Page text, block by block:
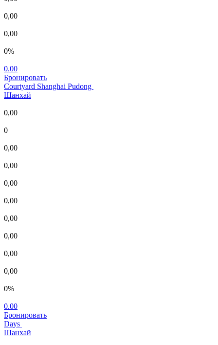
0,00
0,00
0%
0.00
Бронировать
Courtyard Shanghai Pudong
Шанхай
0,00
0
0,00
0,00
0,00
0,00
0,00
0,00
0,00
0,00
0%
0.00
Бронировать
Days
Шанхай